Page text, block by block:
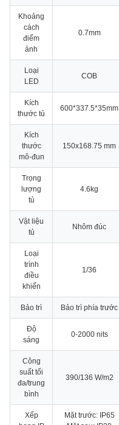
Khoảng
cách
điểm
ảnh
0.7mm
Loại
LED
COB
Kích
thước tủ
600*337.5*35mm
Kích
thước
mô-đun
150x168.75 mm
Trọng
lượng
tủ
4.6kg
Vật liệu
tủ
Nhôm đúc
Loại
trình
điều
khiển
1/36
Bảo trì Bảo trì phía trước
Độ
sáng
0-2000 nits
Công
suất tối
đa/trung
bình
390/136 W/m2
Xếp
Mặt trước: IP65